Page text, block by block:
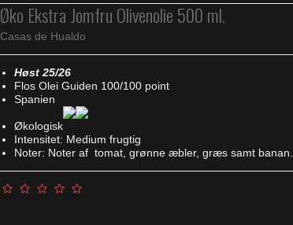
Øko Ekstra Jomfru Olivenolie 500 ml.
Casas de Hualdo
Høst 25/26
Flos Olei Guiden 100/100 point
Spanien
Økologisk
Intensitet: Medium frugtig
Noter: Noter af tomat, grønne æbler, græs samt banan.